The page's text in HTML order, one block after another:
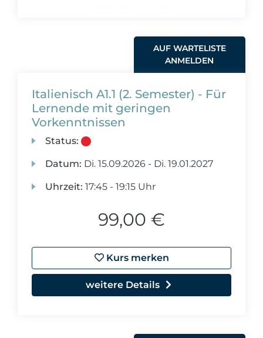
AUF WARTELISTE
ANMELDEN
Italienisch A1.1 (2. Semester) - Für
Lernende mit geringen
Vorkenntnissen
Status:
Datum: Di. 15.09.2026 - Di. 19.01.2027
Uhrzeit: 17:45 - 19:15 Uhr
99,00 €
Kurs merken
weitere Details